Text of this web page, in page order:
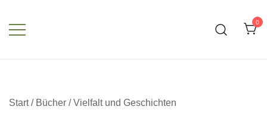
Inhalt
springen
0
Start/ Bücher /Vielfalt und Geschichten